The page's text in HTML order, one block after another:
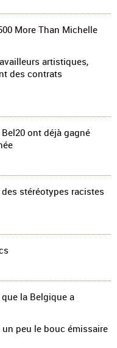
More Than Michelle
artistiques,
des contrats
ont déjà gagné
stéréotypes racistes
la Belgique a
peu le bouc émissaire